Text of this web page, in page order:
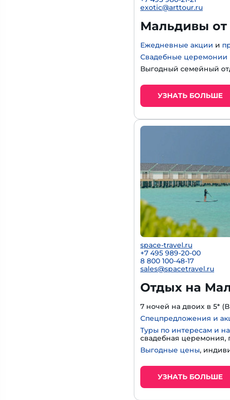
exotic@arttour.ru
Мальдивы от
Ежедневные акции и
Свадебные церемонии
Выгодный семейный
УЗНАТЬ БОЛЬШЕ
space-travel.ru
+7 495 989-20-00
8 800 100-48-17
sales@spacetravel.ru
Отдых на
7 ночей на двоих в 5*
Спецпредложения и
Туры по интересам и
свадебная церемония,
Выгодные цены,
УЗНАТЬ БОЛЬШЕ